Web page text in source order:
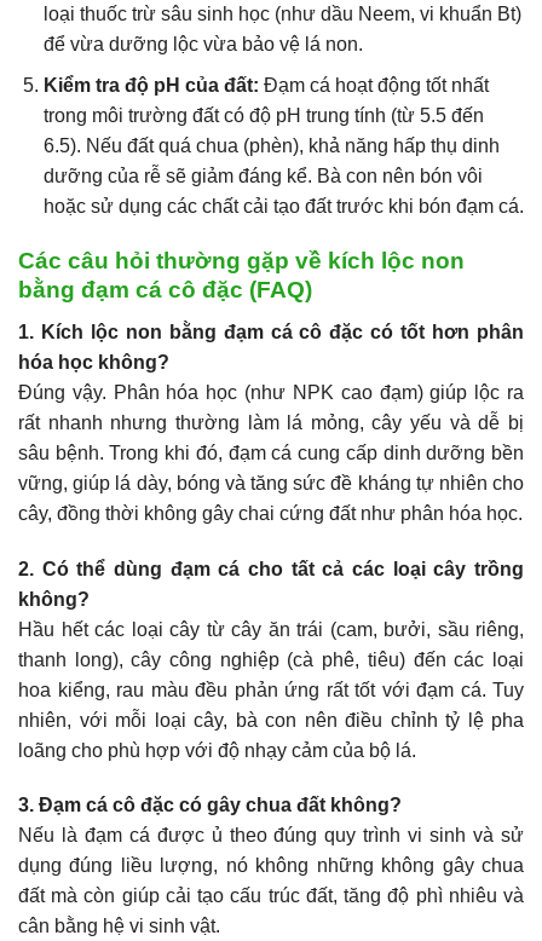
loại thuốc trừ sâu sinh học (như dầu Neem, vi khuẩn Bt)
để vừa dưỡng lộc vừa bảo vệ lá non.
Kiểm tra độ pH của đất: Đạm cá hoạt động tốt nhất
trong môi trường đất có độ pH trung tính (từ 5.5 đến
6.5). Nếu đất quá chua (phèn), khả năng hấp thụ dinh
dưỡng của rễ sẽ giảm đáng kể. Bà con nên bón vôi
hoặc sử dụng các chất cải tạo đất trước khi bón đạm cá.
Các câu hỏi thường gặp về kích lộc non
bằng đạm cá cô đặc (FAQ)
1. Kích lộc non bằng đạm cá cô đặc có tốt hơn phân
hóa học không?
Đúng vậy. Phân hóa học (như NPK cao đạm) giúp lộc ra
rất nhanh nhưng thường làm lá mỏng, cây yếu và dễ bị
sâu bệnh. Trong khi đó, đạm cá cung cấp dinh dưỡng bền
vững, giúp lá dày, bóng và tăng sức đề kháng tự nhiên cho
cây, đồng thời không gây chai cứng đất như phân hóa học.
2. Có thể dùng đạm cá cho tất cả các loại cây trồng
không?
Hầu hết các loại cây từ cây ăn trái (cam, bưởi, sầu riêng,
thanh long), cây công nghiệp (cà phê, tiêu) đến các loại
hoa kiểng, rau màu đều phản ứng rất tốt với đạm cá. Tuy
nhiên, với mỗi loại cây, bà con nên điều chỉnh tỷ lệ pha
loãng cho phù hợp với độ nhạy cảm của bộ lá.
3. Đạm cá cô đặc có gây chua đất không?
Nếu là đạm cá được ủ theo đúng quy trình vi sinh và sử
dụng đúng liều lượng, nó không những không gây chua
đất mà còn giúp cải tạo cấu trúc đất, tăng độ phì nhiêu và
cân bằng hệ vi sinh vật.